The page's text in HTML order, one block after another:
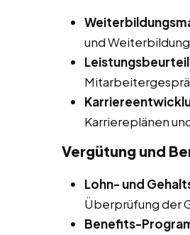
und
Karriereplänen
Vergütung und
Lohn- und
Überprüfung der
Benefits-